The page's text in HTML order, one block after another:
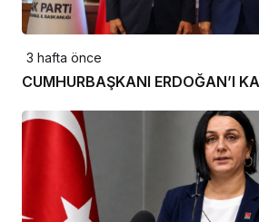
3 hafta önce
CUMHURBAŞKANI ERDOĞAN’I